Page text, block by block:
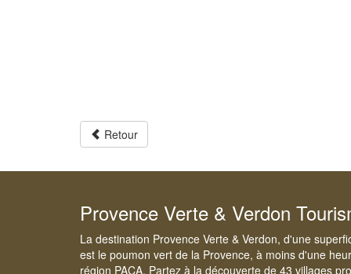
Retour
Provence Verte & Verdon
La destination Provence Verte & Verdon, d'une
est le poumon vert de la Provence, à moins d'une
région PACA. Partez à la découverte de 43 villages